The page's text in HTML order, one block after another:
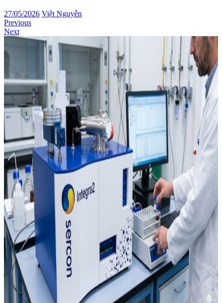
27/05/2026 Việt Nguyễn
Previous
Next